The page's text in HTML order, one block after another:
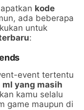
kode
ada beberapa
untuk
:
event tertentu
ml yang masih
kamu selalu
game maupun di